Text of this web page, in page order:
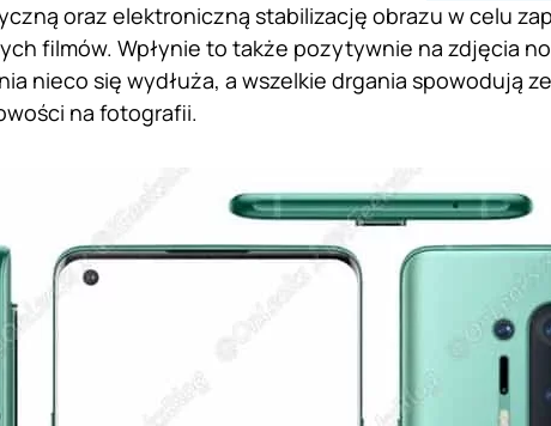
oraz elektroniczną stabilizację obrazu w celu
filmów. Wpłynie to także pozytywnie na zdjęcia
nieco się wydłuża, a wszelkie drgania spowodują
na fotografii.